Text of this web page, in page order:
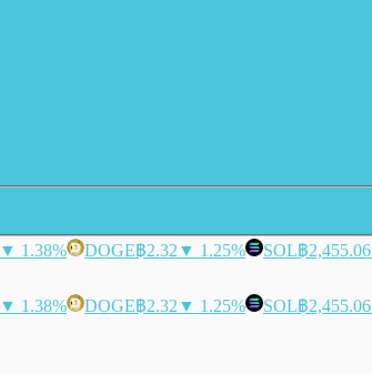
▼ 1.38% DOGE฿2.32 ▼ 1.25% SOL฿2,455.06
▼ 1.38% DOGE฿2.32 ▼ 1.25% SOL฿2,455.06